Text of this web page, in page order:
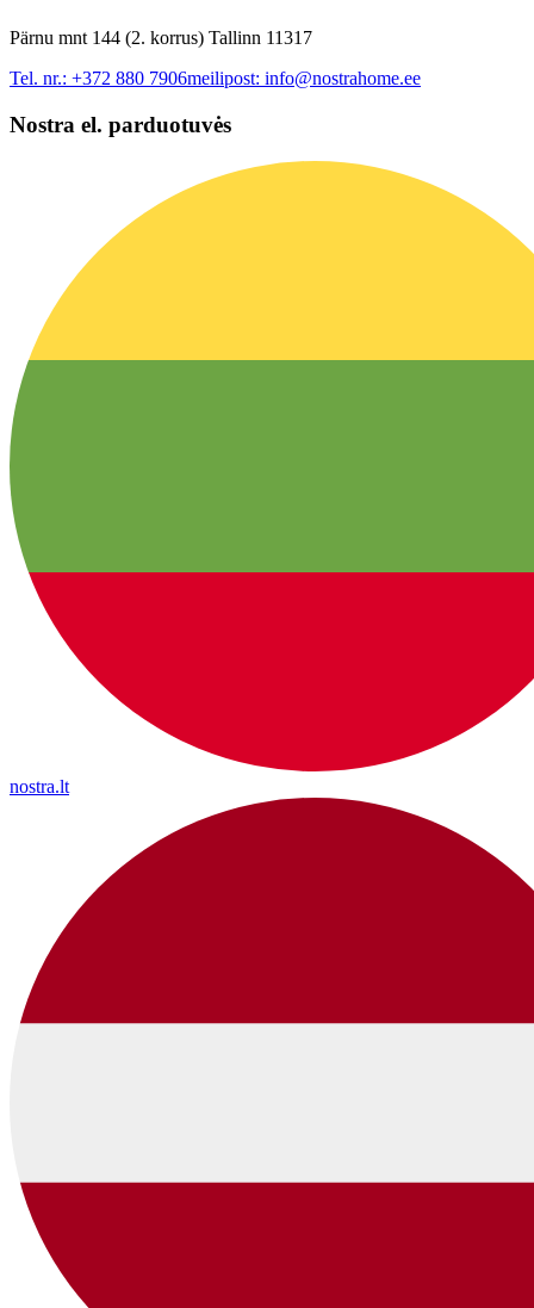
Pärnu mnt 144 (2. korrus) Tallinn 11317
Tel. nr.: +372 880 7906meilipost: info@nostrahome.ee
Nostra el. parduotuvės
nostra.lt